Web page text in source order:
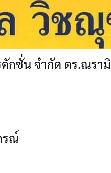
กชั่น จำกัด ดร.ณร
รณ์